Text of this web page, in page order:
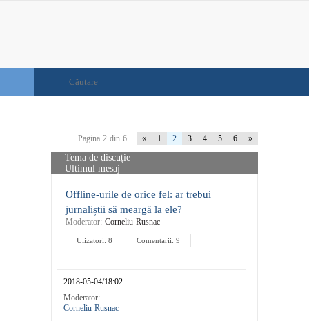
Pagina 2 din 6 « 1 2 3 4 5 6 »
Tema de discuție
Ultimul mesaj
Offline-urile de orice fel: ar trebui
jurnaliștii să meargă la ele?
Moderator: Corneliu Rusnac
Ulizatori: 8 Comentarii: 9
2018-05-04/18:02
Moderator:
Corneliu Rusnac